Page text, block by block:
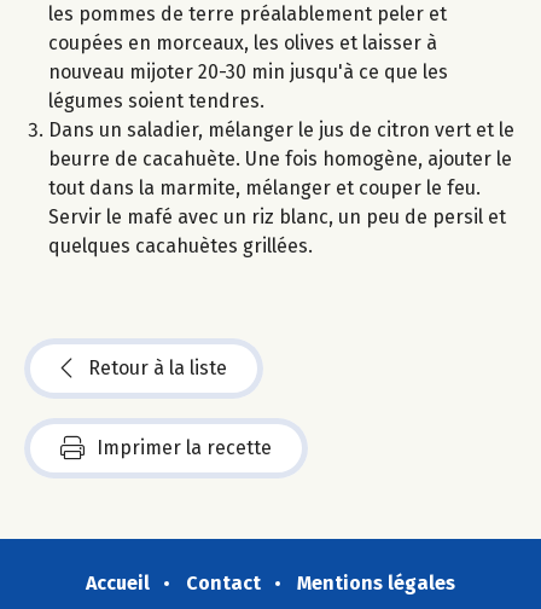
les pommes de terre préalablement peler et
coupées en morceaux, les olives et laisser à
nouveau mijoter 20-30 min jusqu'à ce que les
légumes soient tendres.
Dans un saladier, mélanger le jus de citron vert et le
beurre de cacahuète. Une fois homogène, ajouter le
tout dans la marmite, mélanger et couper le feu.
Servir le mafé avec un riz blanc, un peu de persil et
quelques cacahuètes grillées.
Retour à la liste
Imprimer la recette
Accueil Contact
Mentions légales